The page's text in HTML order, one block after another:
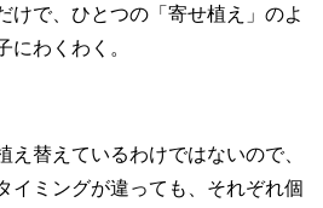
けで、ひとつの「寄せ植え」のよ
にわくわく。
替えているわけではないので、
イミングが違っても、それぞれ個